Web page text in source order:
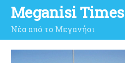
Meganisi Times
Νέα από το Μεγανήσι